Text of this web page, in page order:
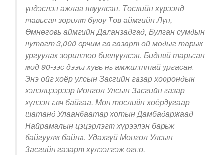
үндэслэн ажлаа явуулсан. Төслийн хүрээнд
тавьсан зорилт буюу Төв аймгийн Лүн,
Өмнөговь аймгийн Даланзадгад, Булган сумдын
нутагт 3,000 орчим га газарт ой модыг тарьж
ургуулах зорилтоо биелүүлсэн. Бидний тарьсан
мод 90-ээс дээш хувь нь амжилттай ургасан.
Энэ ойг хоёр улсын Засгийн газар хоорондын
хэлэлцээрээр Монгол Улсын Засгийн газар
хүлээн авч байгаа. Мөн төслийн хоёрдугаар
шатанд Улаанбаатар хотын Дамбадаржаад
Найрамалын цэцэрлэгт хүрээлэн барьж
байгуулж байна. Удахгүй Монгол Улсын
Засгийн газарт хүлээлгэж өгнө.